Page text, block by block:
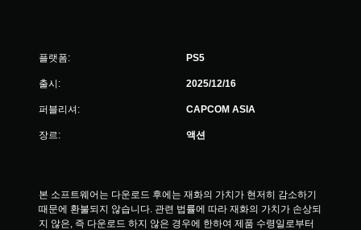
플랫폼: PS5
출시: 2025/12/16
퍼블리셔: CAPCOM ASIA
장르: 액션
본 소프트웨어는 다운로드 후에는 재화의 가치가 현저히 감소하기
때문에 환불되지 않습니다. 관련 법률에 따라 재화의 가치가 손상되
지 않은, 즉 다운로드 하지 않은 경우에 한하여 제품 수령일로부터